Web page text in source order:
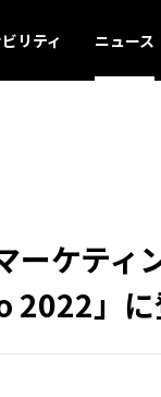
リティ ニュース
ーケティ
2022」